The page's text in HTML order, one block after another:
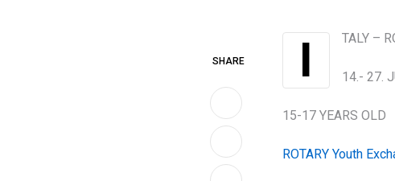
SHARE
ITALY –
14.- 27.
15-17 YEARS OLD
ROTARY Youth